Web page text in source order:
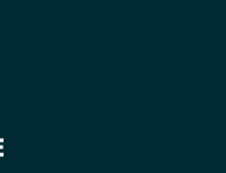
(Link öffnet ein neues Fenster)